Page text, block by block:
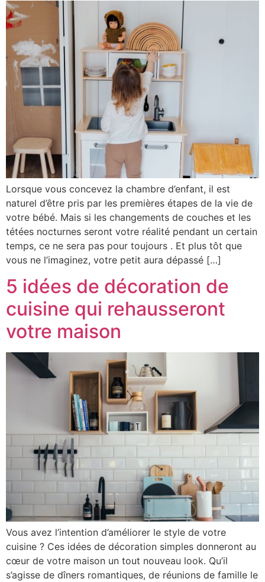
Lorsque vous concevez la chambre d’enfant, il est
naturel d’être pris par les premières étapes de la vie de
votre bébé. Mais si les changements de couches et les
tétées nocturnes seront votre réalité pendant un certain
temps, ce ne sera pas pour toujours . Et plus tôt que
vous ne l’imaginez, votre petit aura dépassé […]
5 idées de décoration de
cuisine qui rehausseront
votre maison
Vous avez l’intention d’améliorer le style de votre
cuisine ? Ces idées de décoration simples donneront au
cœur de votre maison un tout nouveau look. Qu’il
s’agisse de dîners romantiques, de réunions de famille le